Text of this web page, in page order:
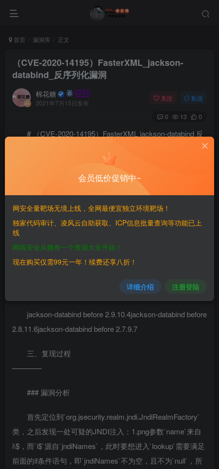
首页 漏洞库 正文
（CVE-2020-14195）FasterXML_jackson-
databind_反序列化漏洞
棉花糖
2021年7月15日发布
关注 私信
0 13 0
# （CVE-2020-14195）FasterXML jackson-databind 反
=================
一、漏洞简介
————
`org.jsecurity.realm.jndi.JndiRealmFactory`第三方依赖
jackson-databind before 2.9.10.4jackson-databind before
2.8.11.6jackson-databind before 2.7.9.7
三、复现过程
————
### 漏洞分析
首先定位到`org.jsecurity.realm.jndi.JndiRealmFactory`
类，之后发现一处可疑的JNDI注入：1.png参数`name`来自
i\$，而`i$`源自`jndiNames`，此时要想进入`lookup`需要满足
前面的if条件语句，即`jndiNames`不为空，且不为`null`，所
会员低价促销中~
网安全量靶场无境上线，全网最便宜独立环境靶场！
独家代码审计、凌风云自助获取、ICP信息批量查询等功能已上
线
网络安全从拥有一个资源大全开始！
现在购买仅需99元一年！续费还享八折！
详细介绍 注册登陆